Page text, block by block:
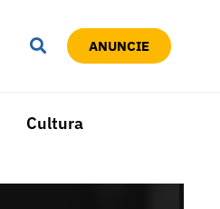
ANUNCIE
Cultura